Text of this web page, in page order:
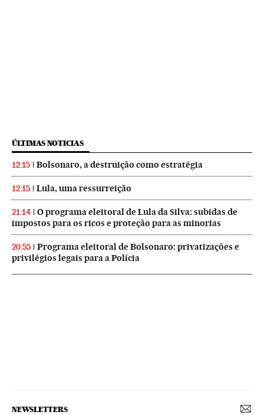
ÚLTIMAS NOTICIAS
12:15 Bolsonaro, a destruição como estratégia
12:15 Lula, uma ressurreição
21:14
O programa eleitoral de Lula da Silva: subidas de
impostos para os ricos e proteção para as minorias
20:55
Programa eleitoral de Bolsonaro: privatizações e
privilégios legais para a Polícia
NEWSLETTERS